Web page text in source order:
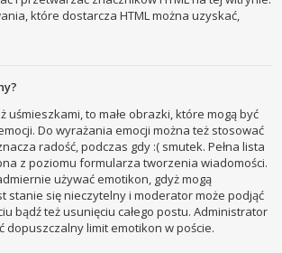
które dostarcza HTML można uzyskać,
uśmieszkami, to małe obrazki, które mogą być
Do wyrażania emocji można też stosować
radość, podczas gdy :( smutek. Pełna lista
z poziomu formularza tworzenia wiadomości.
używać emotikon, gdyż mogą
stanie się nieczytelny i moderator może podjąć
bądź też usunięciu całego postu. Administrator
dopuszczalny limit emotikon w poście.